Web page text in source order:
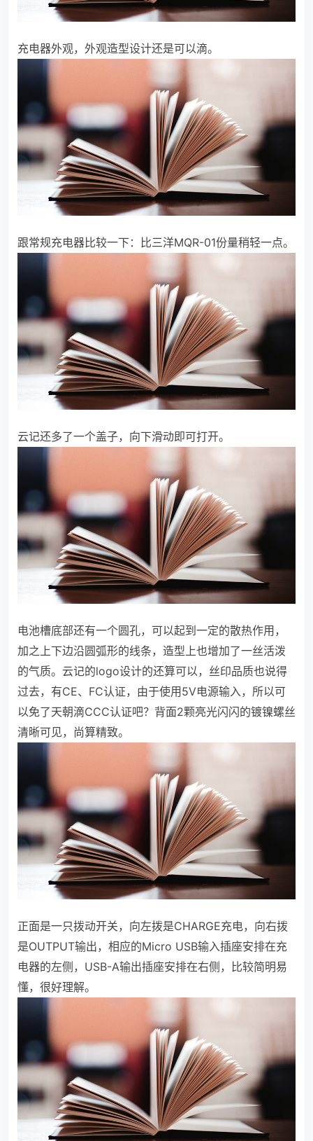
充电器外观，外观造型设计还是可以滴。
跟常规充电器比较一下：比三洋MQR-01份量稍轻一点。
云记还多了一个盖子，向下滑动即可打开。
电池槽底部还有一个圆孔，可以起到一定的散热作用，
加之上下边沿圆弧形的线条，造型上也增加了一丝活泼
的气质。云记的logo设计的还算可以，丝印品质也说得
过去，有CE、FC认证，由于使用5V电源输入，所以可
以免了天朝滴CCC认证吧？背面2颗亮光闪闪的镀镍螺丝
清晰可见，尚算精致。
正面是一只拨动开关，向左拨是CHARGE充电，向右拨
是OUTPUT输出，相应的Micro USB输入插座安排在充
电器的左侧，USB-A输出插座安排在右侧，比较简明易
懂，很好理解。